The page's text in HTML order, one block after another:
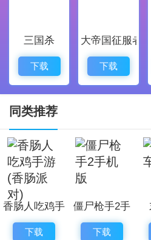
围；
主角的战斗动作虽然简单，但
令人惊叹；
细腻的光影效果和爆炸效果，
提供丰富的武器选择，玩家可
强火力；
多样化的关卡设计，不同的挑
呈。
孤胆枪手3游戏评价：
三国杀
下载
大帝国征服者
下载
同类推荐
香肠人吃鸡手
游(香肠派对)
下载
僵尸枪手2手
机版
下载